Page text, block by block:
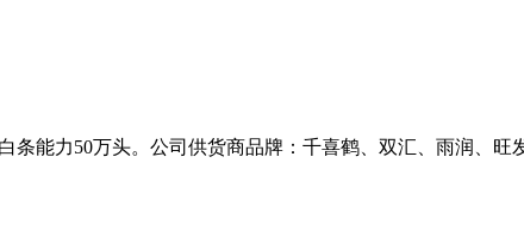
条能力50万头。公司供货商品牌：千喜鹤、双汇、雨润、旺